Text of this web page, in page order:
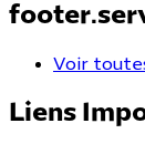
Voir
Liens